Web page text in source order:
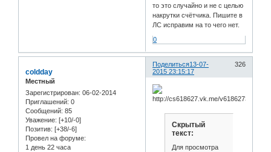
то это случайно и не с целью
накрутки счётчика. Пишите в
ЛС исправим на то чего нет.
0
Поделиться 326
13-07-
2015 23:15:17
coldday
Местный
Зарегистрирован: 06-02-2014
Приглашений: 0
Сообщений: 85
Уважение: [+10/-0]
Позитив: [+38/-6]
Провел на форуме:
1 день 22 часа
Скрытый
текст:
Для просмотра